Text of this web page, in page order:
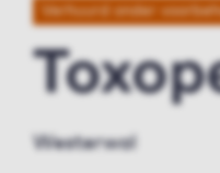
Verhuurd onder
Westerwal